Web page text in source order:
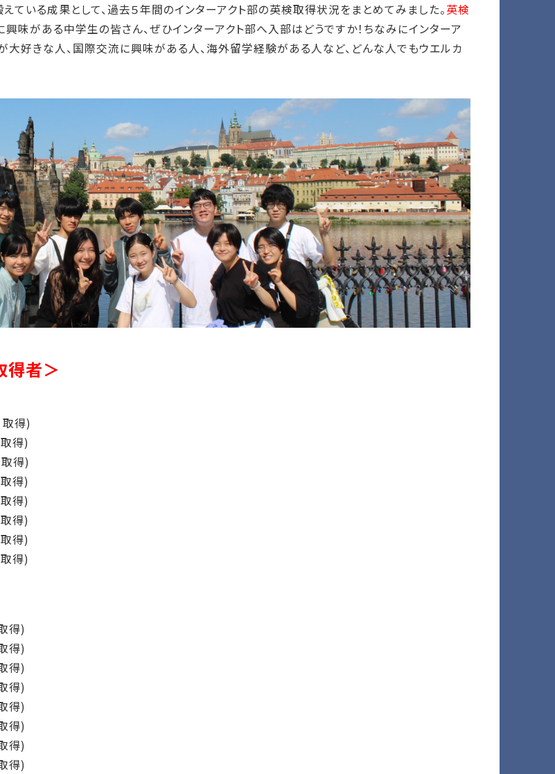
ている成果として、過去５年間のインターアクト部の英検取得状況をまとめてみました。英検
興味がある中学生の皆さん、ぜひインターアクト部へ入部はどうですか！ちなみにインターア
好きな人、国際交流に興味がある人、海外留学経験がある人など、どんな人でもウエルカ
得者＞
)
)
得)
)
)
)
)
)
)
)
)
)
)
)
得)
)